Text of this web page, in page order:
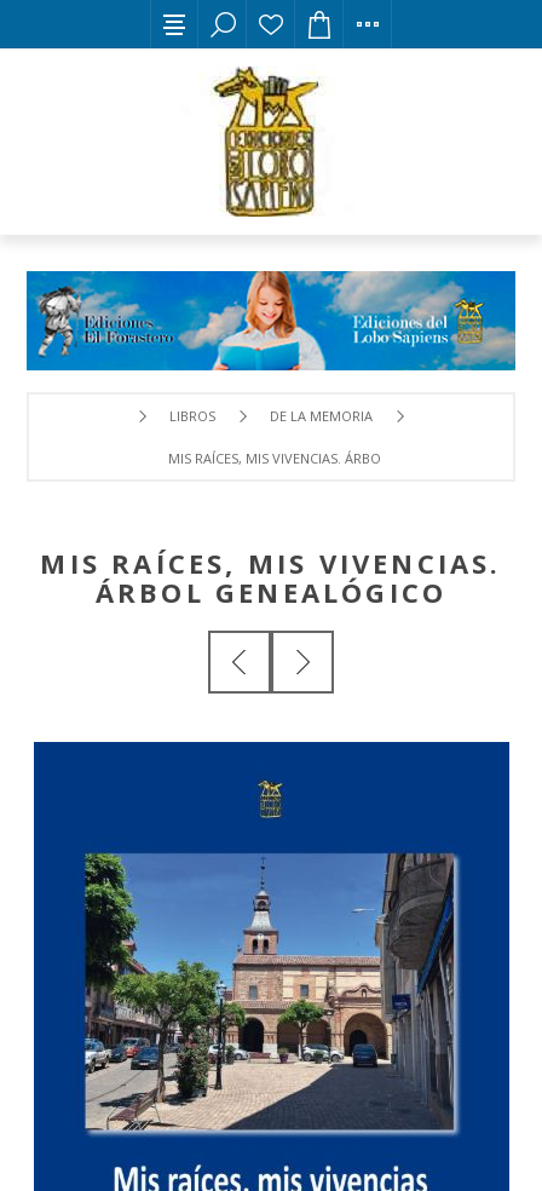
LIBROS DE LA MEMORIA
MIS RAÍCES, MIS VIVENCIAS. ÁRBOL GENEALÓGICO
MIS RAÍCES, MIS VIVENCIAS.
ÁRBOL GENEALÓGICO